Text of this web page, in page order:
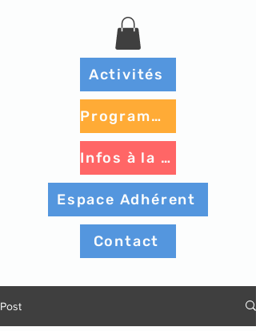
Activités
Contact
Espace Adhérent
Infos à la une
Programme à venir
Post